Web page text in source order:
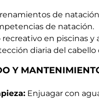
de
de natación.
recreativo en piscinas y
diaria del cabello
Y
Enjuagar con